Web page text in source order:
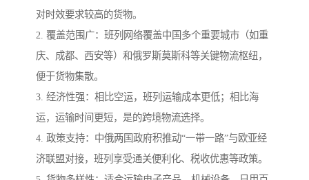
对时效要求较高的货物。
2. 覆盖范围广：班列网络覆盖中国多个重要城市（如重
庆、成都、西安等）和俄罗斯莫斯科等关键物流枢纽，
便于货物集散。
3. 经济性强：相比空运，班列运输成本更低；相比海
运，运输时间更短，是的跨境物流选择。
4. 政策支持：中俄两国政府积推动“一带一路”与欧亚经
济联盟对接，班列享受通关便利化、税收优惠等政策。